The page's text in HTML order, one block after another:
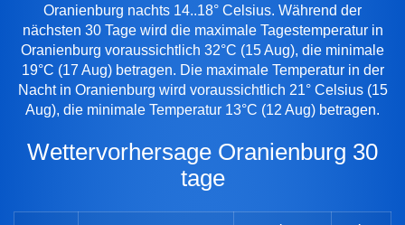
Oranienburg nachts 14..18° Celsius. Während der
nächsten 30 Tage wird die maximale Tagestemperatur in
Oranienburg voraussichtlich 32°C (15 Aug), die minimale
19°C (17 Aug) betragen. Die maximale Temperatur in der
Nacht in Oranienburg wird voraussichtlich 21° Celsius (15
Aug), die minimale Temperatur 13°C (12 Aug) betragen.
Wettervorhersage Oranienburg 30
tage